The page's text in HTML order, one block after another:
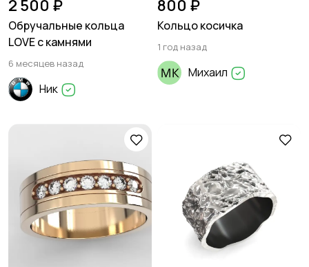
2 500 ₽
Обручальные кольца
LOVE с камнями
6 месяцев назад
Ник
800 ₽
Кольцо косичка
1 год назад
Михаил